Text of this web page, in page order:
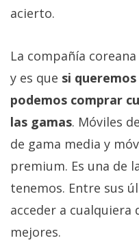
Sobre
nosotros
/
Publicidad
/
Cambiar
opciones
de
privacidad
/
Aviso
acierto.
La compañía
y es que si
podemos comprar
las gamas. Móviles
de gama media y
premium. Es una de
tenemos. Entre sus
acceder a cualquiera
mejores.